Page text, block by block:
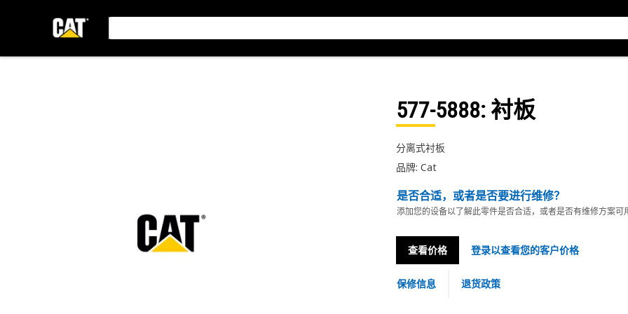
577-5888: 衬板
分离式衬板
品牌: Cat
是否合适，或者是否要进行维修？
添加您的设备以了解此零件是否合适，或者是否有维修方案可
查看价格 登录以查看您的客户价格
保修信息 退货政策